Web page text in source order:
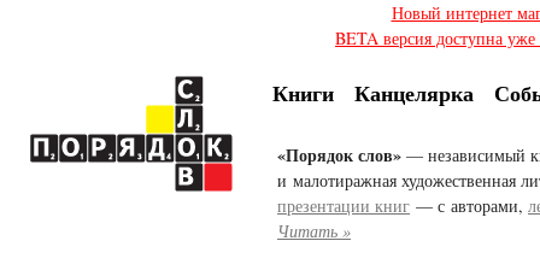
Новый интернет
BETA версия доступна
Книги Канцелярка
«Порядок слов» — независимый
и малотиражная художественная
презентации книг — с авторами,
Читать »